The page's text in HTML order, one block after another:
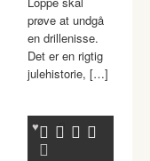
prøve at undgå
en drillenisse.
Det er en rigtig
julehistorie, […]